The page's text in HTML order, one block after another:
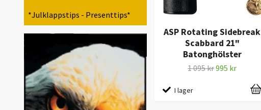
*Julklappstips - Presenttips*
ASP Rotating Sidebreak
Scabbard 21"
Batonghölster
1 095 kr995 kr
I lager